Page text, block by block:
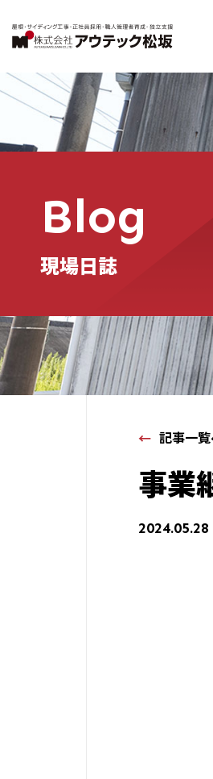
Blog
現場日誌
記事一覧
事業
2024.05.28